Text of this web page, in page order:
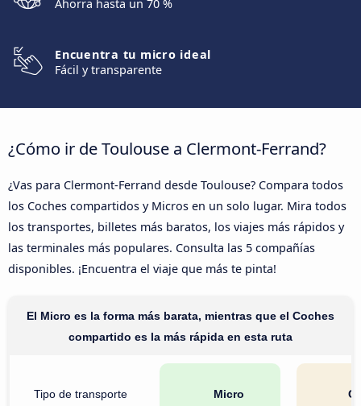
Ahorra hasta un 70 %
Encuentra tu micro ideal
Fácil y transparente
¿Cómo ir de Toulouse a Clermont-Ferrand?
¿Vas para Clermont-Ferrand desde Toulouse? Compara todos
los Coches compartidos y Micros en un solo lugar. Mira todos
los transportes, billetes más baratos, los viajes más rápidos y
las terminales más populares. Consulta las 5 compañías
disponibles. ¡Encuentra el viaje que más te pinta!
El Micro es la forma más barata, mientras que el Coches
compartido es la más rápida en esta ruta
Tipo de transporte Micro